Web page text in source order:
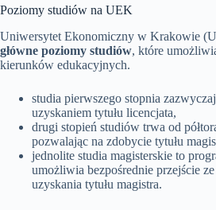
Poziomy studiów na UEK
Uniwersytet Ekonomiczny w Krakowie
główne poziomy studiów, które
kierunków edukacyjnych.
studia pierwszego stopnia
uzyskaniem tytułu licencjata,
drugi stopień studiów trwa od
pozwalając na zdobycie tytułu
jednolite studia magisterskie to
umożliwia bezpośrednie przejście
uzyskania tytułu magistra.